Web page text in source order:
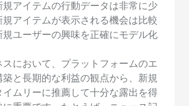
規アイテムの行動データは非常に少
規アイテムが表示される機会は比較
規ユーザーの興味を正確にモデル化
において、プラットフォームのエ
築と長期的な利益の観点から、新規
イムリーに推薦して十分な露出を得